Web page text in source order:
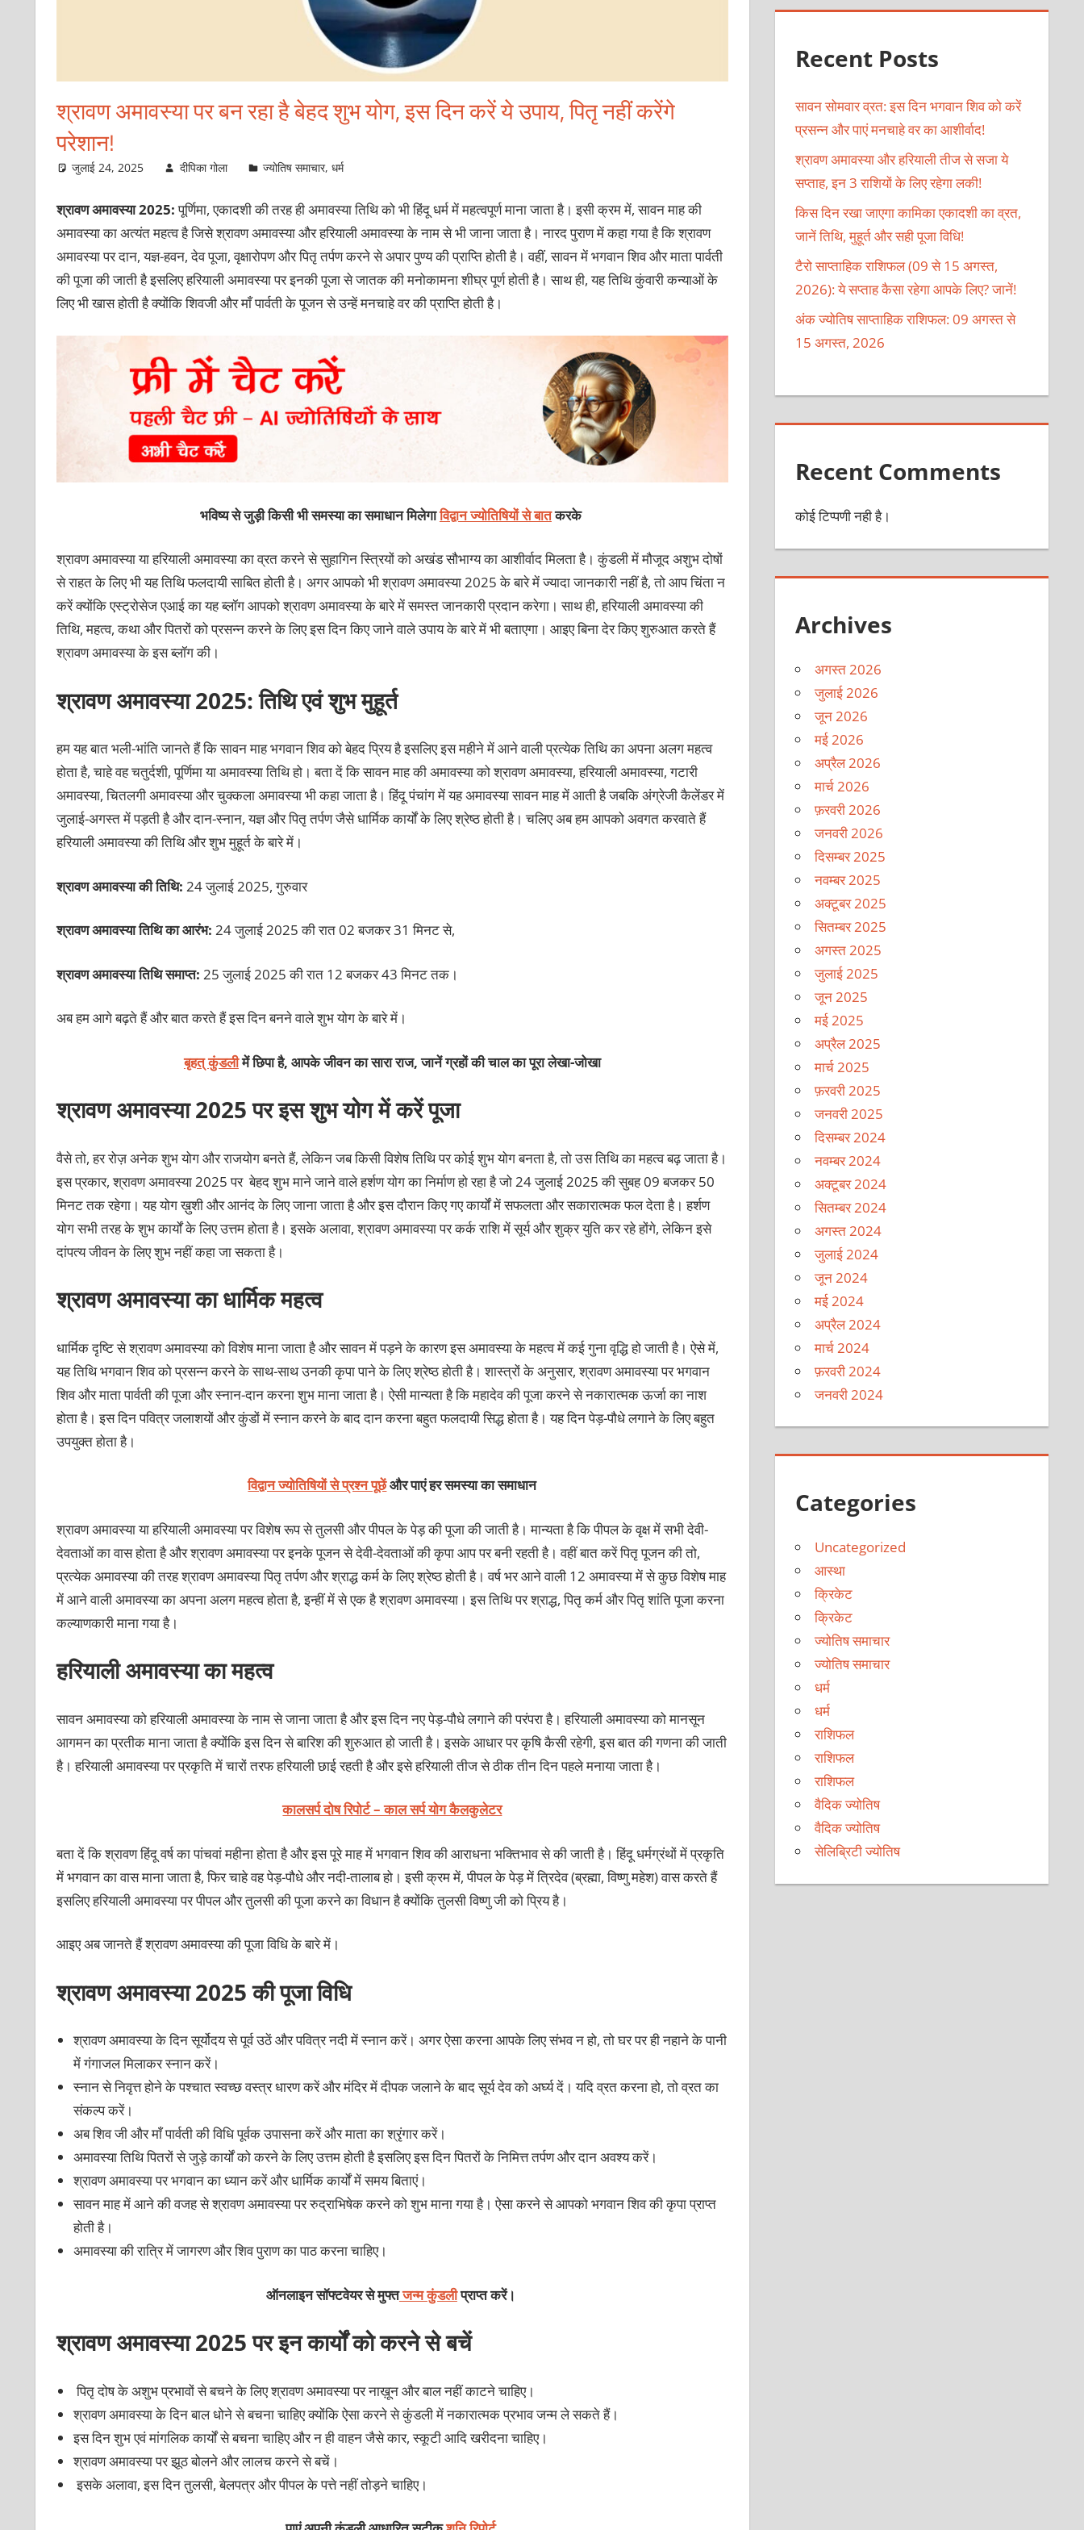
श्रावण अमावस्या पर बन रहा है बेहद शुभ योग, इस दिन करें ये उपाय, पितृ नहीं करेंगे
परेशान!
जुलाई 24, 2025 दीपिका गोला ज्योतिष समाचार,धर्म
श्रावण अमावस्या 2025:पूर्णिमा, एकादशी की तरह ही अमावस्या तिथि को भी हिंदू धर्म में महत्वपूर्ण माना जाता है। इसी क्रम में, सावन माह की
अमावस्या का अत्यंत महत्व है जिसे श्रावण अमावस्या और हरियाली अमावस्या के नाम से भी जाना जाता है। नारद पुराण में कहा गया है कि श्रावण
अमावस्या पर दान, यज्ञ-हवन, देव पूजा, वृक्षारोपण और पितृ तर्पण करने से अपार पुण्य की प्राप्ति होती है। वहीं, सावन में भगवान शिव और माता पार्वती
की पूजा की जाती है इसलिए हरियाली अमावस्या पर इनकी पूजा से जातक की मनोकामना शीघ्र पूर्ण होती है। साथ ही, यह तिथि कुंवारी कन्याओं के
लिए भी खास होती है क्योंकि शिवजी और माँ पार्वती के पूजन से उन्हें मनचाहे वर की प्राप्ति होती है।
भविष्य से जुड़ी किसी भी समस्या का समाधान मिलेगाविद्वान ज्योतिषियों से बातकरके
श्रावण अमावस्या या हरियाली अमावस्या का व्रत करने से सुहागिन स्त्रियों को अखंड सौभाग्य का आशीर्वाद मिलता है। कुंडली में मौजूद अशुभ दोषों
से राहत के लिए भी यह तिथि फलदायी साबित होती है। अगर आपको भी श्रावण अमावस्या 2025 के बारे में ज्यादा जानकारी नहीं है, तो आप चिंता न
करें क्योंकि एस्ट्रोसेज एआई का यह ब्लॉग आपको श्रावण अमावस्या के बारे में समस्त जानकारी प्रदान करेगा। साथ ही, हरियाली अमावस्या की
तिथि, महत्व, कथा और पितरों को प्रसन्न करने के लिए इस दिन किए जाने वाले उपाय के बारे में भी बताएगा। आइए बिना देर किए शुरुआत करते हैं
श्रावण अमावस्या के इस ब्लॉग की।
श्रावण अमावस्या 2025: तिथि एवं शुभ मुहूर्त
हम यह बात भली-भांति जानते हैं कि सावन माह भगवान शिव को बेहद प्रिय है इसलिए इस महीने में आने वाली प्रत्येक तिथि का अपना अलग महत्व
होता है, चाहे वह चतुर्दशी, पूर्णिमा या अमावस्या तिथि हो। बता दें कि सावन माह की अमावस्या को श्रावण अमावस्या, हरियाली अमावस्या, गटारी
अमावस्‍या, चितलगी अमावस्‍या और चुक्कला अमावस्‍या भी कहा जाता है। हिंदू पंचांग में यह अमावस्या सावन माह में आती है जबकि अंग्रेजी कैलेंडर में
जुलाई-अगस्त में पड़ती है और दान-स्नान, यज्ञ और पितृ तर्पण जैसे धार्मिक कार्यों के लिए श्रेष्ठ होती है। चलिए अब हम आपको अवगत करवाते हैं
हरियाली अमावस्या की तिथि और शुभ मुहूर्त के बारे में।
श्रावण अमावस्या की तिथि: 24 जुलाई 2025, गुरुवार
श्रावण अमावस्या तिथि का आरंभ: 24 जुलाई 2025 की रात 02 बजकर 31 मिनट से,
श्रावण अमावस्या तिथि समाप्त: 25 जुलाई 2025 की रात 12 बजकर 43 मिनट तक।
अब हम आगे बढ़ते हैं और बात करते हैं इस दिन बनने वाले शुभ योग के बारे में।
बृहत् कुंडलीमें छिपा है, आपके जीवन का सारा राज, जानें ग्रहों की चाल का पूरा लेखा-जोखा
श्रावण अमावस्या2025पर इस शुभ योग में करें पूजा
वैसे तो, हर रोज़ अनेक शुभ योग और राजयोग बनते हैं, लेकिन जब किसी विशेष तिथि पर कोई शुभ योग बनता है, तो उस तिथि का महत्व बढ़ जाता है।
इस प्रकार, श्रावण अमावस्या 2025 पर बेहद शुभ माने जाने वाले हर्शण योग का निर्माण हो रहा है जो 24 जुलाई 2025 की सुबह 09 बजकर 50
मिनट तक रहेगा। यह योग ख़ुशी और आनंद के लिए जाना जाता है और इस दौरान किए गए कार्यों में सफलता और सकारात्मक फल देता है। हर्शण
योग सभी तरह के शुभ कार्यों के लिए उत्तम होता है। इसके अलावा, श्रावण अमावस्या पर कर्क राशि में सूर्य और शुक्र युति कर रहे होंगे, लेकिन इसे
दांपत्य जीवन के लिए शुभ नहीं कहा जा सकता है।
श्रावण अमावस्या का धार्मिक महत्व
धार्मिक दृष्टि से श्रावण अमावस्या को विशेष माना जाता है और सावन में पड़ने के कारण इस अमावस्या के महत्व में कई गुना वृद्धि हो जाती है। ऐसे में,
यह तिथि भगवान शिव को प्रसन्न करने के साथ-साथ उनकी कृपा पाने के लिए श्रेष्ठ होती है। शास्त्रों के अनुसार, श्रावण अमावस्या पर भगवान
शिव और माता पार्वती की पूजा और स्नान-दान करना शुभ माना जाता है। ऐसी मान्यता है कि महादेव की पूजा करने से नकारात्मक ऊर्जा का नाश
होता है। इस दिन पवित्र जलाशयों और कुंडों में स्नान करने के बाद दान करना बहुत फलदायी सिद्ध होता है। यह दिन पेड़-पौधे लगाने के लिए बहुत
उपयुक्त होता है।
विद्वान ज्योतिषियों से प्रश्न पूछेंऔर पाएं हर समस्या का समाधान
श्रावण अमावस्या या हरियाली अमावस्या पर विशेष रूप से तुलसी और पीपल के पेड़ की पूजा की जाती है। मान्यता है कि पीपल के वृक्ष में सभी देवी-
देवताओं का वास होता है और श्रावण अमावस्या पर इनके पूजन से देवी-देवताओं की कृपा आप पर बनी रहती है। वहीं बात करें पितृ पूजन की तो,
प्रत्येक अमावस्या की तरह श्रावण अमावस्या पितृ तर्पण और श्राद्ध कर्म के लिए श्रेष्ठ होती है। वर्ष भर आने वाली 12 अमावस्या में से कुछ विशेष माह
में आने वाली अमावस्या का अपना अलग महत्व होता है, इन्हीं में से एक है श्रावण अमावस्या। इस तिथि पर श्राद्ध, पितृ कर्म और पितृ शांति पूजा करना
कल्याणकारी माना गया है।
हरियाली अमावस्या का महत्व
सावन अमावस्या को हरियाली अमावस्या के नाम से जाना जाता है और इस दिन नए पेड़-पौधे लगाने की परंपरा है। हरियाली अमावस्या को मानसून
आगमन का प्रतीक माना जाता है क्योंकि इस दिन से बारिश की शुरुआत हो जाती है। इसके आधार पर कृषि कैसी रहेगी, इस बात की गणना की जाती
है। हरियाली अमावस्या पर प्रकृति में चारों तरफ हरियाली छाई रहती है और इसे हरियाली तीज से ठीक तीन दिन पहले मनाया जाता है।
कालसर्प दोष रिपोर्ट – काल सर्प योग कैलकुलेटर
बता दें कि श्रावण हिंदू वर्ष का पांचवां महीना होता है और इस पूरे माह में भगवान शिव की आराधना भक्तिभाव से की जाती है। हिंदू धर्मग्रंथों में प्रकृति
में भगवान का वास माना जाता है, फिर चाहे वह पेड़-पौधे और नदी-तालाब हो। इसी क्रम में, पीपल के पेड़ में त्रिदेव (ब्रह्मा, विष्णु महेश) वास करते हैं
इसलिए हरियाली अमावस्या पर पीपल और तुलसी की पूजा करने का विधान है क्योंकि तुलसी विष्णु जी को प्रिय है।
आइए अब जानते हैं श्रावण अमावस्या की पूजा विधि के बारे में।
श्रावण अमावस्या 2025 की पूजा विधि
श्रावण अमावस्या के दिन सूर्योदय से पूर्व उठें और पवित्र नदी में स्नान करें। अगर ऐसा करना आपके लिए संभव न हो, तो घर पर ही नहाने के पानी
में गंगाजल मिलाकर स्नान करें।
स्नान से निवृत्त होने के पश्चात स्वच्छ वस्त्र धारण करें और मंदिर में दीपक जलाने के बाद सूर्य देव को अर्घ्य दें। यदि व्रत करना हो, तो व्रत का
संकल्प करें।
अब शिव जी और माँ पार्वती की विधि पूर्वक उपासना करें और माता का श्रृंगार करें।
अमावस्या तिथि पितरों से जुड़े कार्यों को करने के लिए उत्तम होती है इसलिए इस दिन पितरों के निमित्त तर्पण और दान अवश्य करें।
श्रावण अमावस्या पर भगवान का ध्यान करें और धार्मिक कार्यों में समय बिताएं।
सावन माह में आने की वजह से श्रावण अमावस्या पर रुद्राभिषेक करने को शुभ माना गया है। ऐसा करने से आपको भगवान शिव की कृपा प्राप्त
होती है।
अमावस्या की रात्रि में जागरण और शिव पुराण का पाठ करना चाहिए।
ऑनलाइन सॉफ्टवेयर से मुफ्तजन्म कुंडलीप्राप्त करें।
श्रावण अमावस्या2025पर इन कार्यों को करने से बचें
पितृ दोष के अशुभ प्रभावों से बचने के लिए श्रावण अमावस्या पर नाख़ून और बाल नहीं काटने चाहिए।
श्रावण अमावस्या के दिन बाल धोने से बचना चाहिए क्योंकि ऐसा करने से कुंडली में नकारात्मक प्रभाव जन्म ले सकते हैं।
इस दिन शुभ एवं मांगलिक कार्यों से बचना चाहिए और न ही वाहन जैसे कार, स्कूटी आदि खरीदना चाहिए।
श्रावण अमावस्या पर झूठ बोलने और लालच करने से बचें।
इसके अलावा, इस दिन तुलसी, बेलपत्र और पीपल के पत्ते नहीं तोड़ने चाहिए।
Recent Posts
सावन सोमवार व्रत: इस दिन भगवान शिव को करें
प्रसन्न और पाएं मनचाहे वर का आशीर्वाद!
श्रावण अमावस्या और हरियाली तीज से सजा ये
सप्ताह, इन 3 राशियों के लिए रहेगा लकी!
किस दिन रखा जाएगा कामिका एकादशी का व्रत,
जानें तिथि, मुहूर्त और सही पूजा विधि!
टैरो साप्ताहिक राशिफल (09 से 15 अगस्त,
2026): ये सप्ताह कैसा रहेगा आपके लिए? जानें!
अंक ज्योतिष साप्ताहिक राशिफल: 09 अगस्त से
15 अगस्त, 2026
Recent Comments
कोई टिप्पणी नही है।
Archives
अगस्त 2026
जुलाई 2026
जून 2026
मई 2026
अप्रैल 2026
मार्च 2026
फ़रवरी 2026
जनवरी 2026
दिसम्बर 2025
नवम्बर 2025
अक्टूबर 2025
सितम्बर 2025
अगस्त 2025
जुलाई 2025
जून 2025
मई 2025
अप्रैल 2025
मार्च 2025
फ़रवरी 2025
जनवरी 2025
दिसम्बर 2024
नवम्बर 2024
अक्टूबर 2024
सितम्बर 2024
अगस्त 2024
जुलाई 2024
जून 2024
मई 2024
अप्रैल 2024
मार्च 2024
फ़रवरी 2024
जनवरी 2024
Categories
Uncategorized
आस्था
क्रिकेट
क्रिकेट
ज्योतिष समाचार
ज्योतिष समाचार
धर्म
धर्म
राशिफल
राशिफल
राशिफल
वैदिक ज्योतिष
वैदिक ज्योतिष
सेलिब्रिटी ज्योतिष